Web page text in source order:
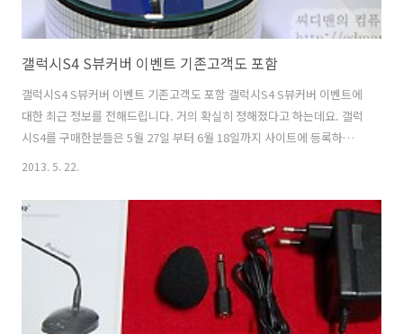
갤럭시S4 S뷰커버 이벤트 기존고객도 포함
갤럭시S4 S뷰커버 이벤트 기존고객도 포함 갤럭시S4 S뷰커버 이벤트에
대한 최근 정보를 전해드립니다. 거의 확실히 정해졌다고 하는데요. 갤럭
시S4를 구매한분들은 5월 27일 부터 6월 18일까지 사이트에 등록하기
를 얻었는데요. 좋군요. 이미 구매를 하신분들은 어쩔 수 없지만 구매 예
정인분들은 5월 27일날 갤럭시S4 S뷰커버 이벤트를 하니까 페이지로 이
동하셔서 바로 등록하고 받으시기 바랍니다. 물론 아직 공지가 올라와봐
야아는것이긴 하지만 위에 정보는 거의 확실한듯합니다. 근데 색상은 임
의 발송이 될수도 있고 선택해서 받는것일 수 도 있습니다. 이건 정해지
지 않은듯하네..
2013. 5. 22.